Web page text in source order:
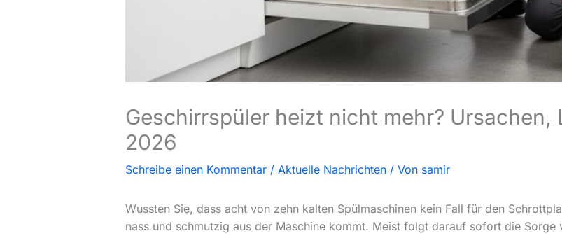
Geschirrspüler heizt nicht mehr? Ursachen,
2026
Schreibe einen Kommentar / Aktuelle Nachrichten/ Von samir
Wussten Sie, dass acht von zehn kalten Spülmaschinen kein Fall für den
nass und schmutzig aus der Maschine kommt. Meist folgt darauf sofort die